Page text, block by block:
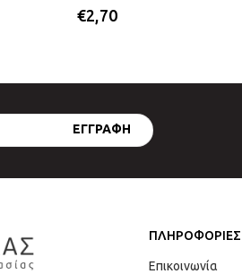
€2,70
ΠΛΗΡΟΦΟΡΙΕΣ
Επικοινωνία